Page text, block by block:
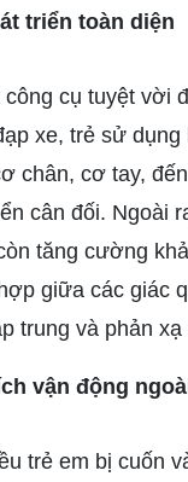
triển toàn diện
công cụ tuyệt vời
xe, trẻ sử dụng
chân, cơ tay,
cân đối. Ngoài
tăng cường
giữa các giác
trung và phản xạ
vận động
trẻ em bị cuốn